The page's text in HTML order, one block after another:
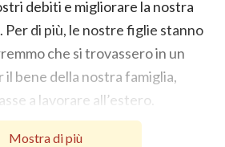
debiti e migliorare la nostra
Per di più, le nostre figlie stanno
che si trovassero in un
il bene della nostra famiglia,
a lavorare all’estero.
per tre anni. Durante
Mostra di più